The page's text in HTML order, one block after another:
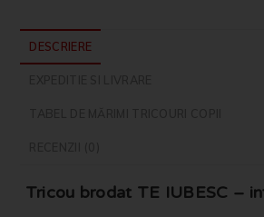
DESCRIERE
Tricou brodat TE IUBESC –